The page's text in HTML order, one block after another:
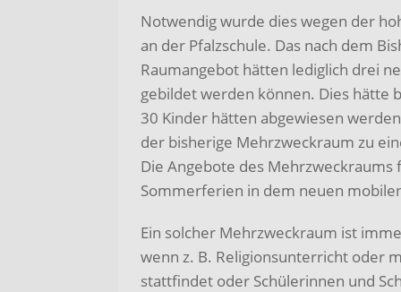
Notwendig wurde dies wegen der
an der Pfalzschule. Das nach dem
Raumangebot hätten lediglich drei
gebildet werden können. Dies hätte
30 Kinder hätten abgewiesen
der bisherige Mehrzweckraum zu
Die Angebote des Mehrzweckraums
Sommerferien in dem neuen
Ein solcher Mehrzweckraum ist
wenn z. B. Religionsunterricht oder
stattfindet oder Schülerinnen und